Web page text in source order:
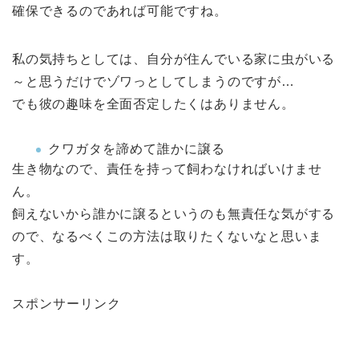
確保できるのであれば可能ですね。
私の気持ちとしては、自分が住んでいる家に虫がいる
～と思うだけでゾワっとしてしまうのですが…
でも彼の趣味を全面否定したくはありません。
クワガタを諦めて誰かに譲る
生き物なので、責任を持って飼わなければいけませ
ん。
飼えないから誰かに譲るというのも無責任な気がする
ので、なるべくこの方法は取りたくないなと思いま
す。
スポンサーリンク